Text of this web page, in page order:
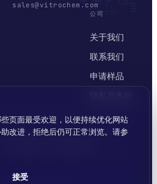
sales@vitrochem.com
公司
关于我们
联系我们
申请样品
TECHNOLOGY ·
页面最受欢迎，以便持续优化网站
改进，拒绝后仍可正常浏览。请参
接受